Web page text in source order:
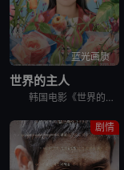
蓝光画质
世界的主人
韩国电影《世界的主人》讲述了，珠仁17岁的时光，是热切投入青涩的恋爱，和好友打闹笑谈对性的好奇，替任职幼儿园校长的甩碌阿妈善后，闲时练跆拳道和做义工挥洒满身活力。某日，同学发起联署，反对出狱在即的
剧情